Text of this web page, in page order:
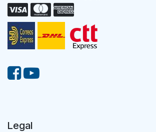
Legal